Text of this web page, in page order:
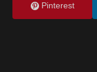
Pinterest